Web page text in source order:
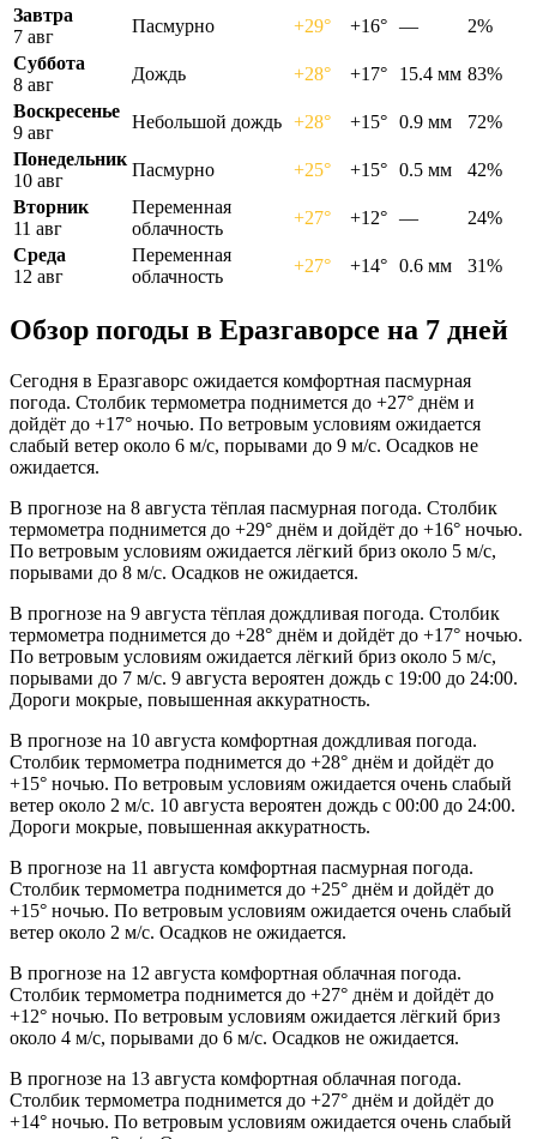
Завтра
7 авг
Пасмурно +29° +16° —
2%
Суббота
8 авг
Дождь +28° +17° 15.4 мм 83%
Воскресенье
9 авг
Небольшой дождь +28° +15° 0.9 мм
72%
Понедельник
10 авг
Пасмурно +25° +15° 0.5 мм
42%
Вторник
11 авг
Переменная
облачность
+27° +12° —
24%
Среда
12 авг
Переменная
облачность
+27° +14° 0.6 мм 31%
Обзор погоды в Еразгаворсе на 7 дней
Сегодня в Еразгаворс ожидается комфортная пасмурная
погода. Столбик термометра поднимется до +27° днём и
дойдёт до +17° ночью. По ветровым условиям ожидается
слабый ветер около 6 м/с, порывами до 9 м/с. Осадков не
ожидается.
В прогнозе на 8 августа тёплая пасмурная погода. Столбик
термометра поднимется до +29° днём и дойдёт до +16° ночью.
По ветровым условиям ожидается лёгкий бриз около 5 м/с,
порывами до 8 м/с. Осадков не ожидается.
В прогнозе на 9 августа тёплая дождливая погода. Столбик
термометра поднимется до +28° днём и дойдёт до +17° ночью.
По ветровым условиям ожидается лёгкий бриз около 5 м/с,
порывами до 7 м/с. 9 августа вероятен дождь с 19:00 до 24:00.
Дороги мокрые, повышенная аккуратность.
В прогнозе на 10 августа комфортная дождливая погода.
Столбик термометра поднимется до +28° днём и дойдёт до
+15° ночью. По ветровым условиям ожидается очень слабый
ветер около 2 м/с. 10 августа вероятен дождь с 00:00 до 24:00.
Дороги мокрые, повышенная аккуратность.
В прогнозе на 11 августа комфортная пасмурная погода.
Столбик термометра поднимется до +25° днём и дойдёт до
+15° ночью. По ветровым условиям ожидается очень слабый
ветер около 2 м/с. Осадков не ожидается.
В прогнозе на 12 августа комфортная облачная погода.
Столбик термометра поднимется до +27° днём и дойдёт до
+12° ночью. По ветровым условиям ожидается лёгкий бриз
около 4 м/с, порывами до 6 м/с. Осадков не ожидается.
В прогнозе на 13 августа комфортная облачная погода.
Столбик термометра поднимется до +27° днём и дойдёт до
+14° ночью. По ветровым условиям ожидается очень слабый